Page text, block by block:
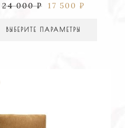
24 000₽ 17 500 ₽
ВЫБЕРИТЕ ПАРАМЕТРЫ